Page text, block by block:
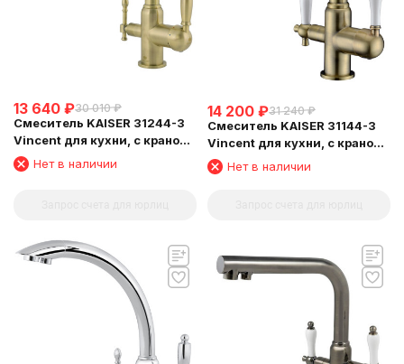
13 640 ₽30 010 ₽
Смеситель KAISER 31244-3
Vincent для кухни, с краном
для питьевой воды,
бронзовый
Нет в наличии
14 200 ₽31 240 ₽
Смеситель KAISER 31144-3
Vincent для кухни, с краном
для питьевой воды,
бронзовый
Нет в наличии